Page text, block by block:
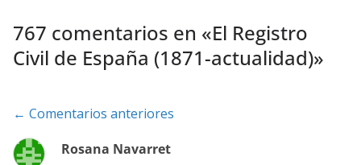
767 comentarios en «El Registro
Civil de España (1871-actualidad)»
Navegación
de
comentarios
← Comentarios anteriores
Rosana Navarret